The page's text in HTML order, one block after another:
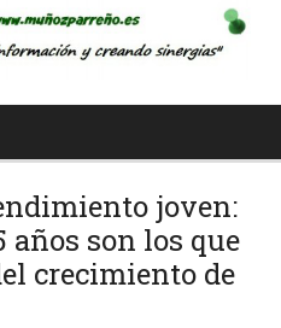
joven:
años son los que
crecimiento de